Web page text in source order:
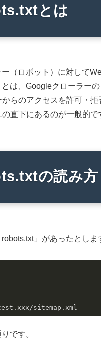
とは
（ロボット）に対して
は、Googleクローラー
らのアクセスを許可・
直下にあるのが一般的で
の読み方
」があったとしま
です。